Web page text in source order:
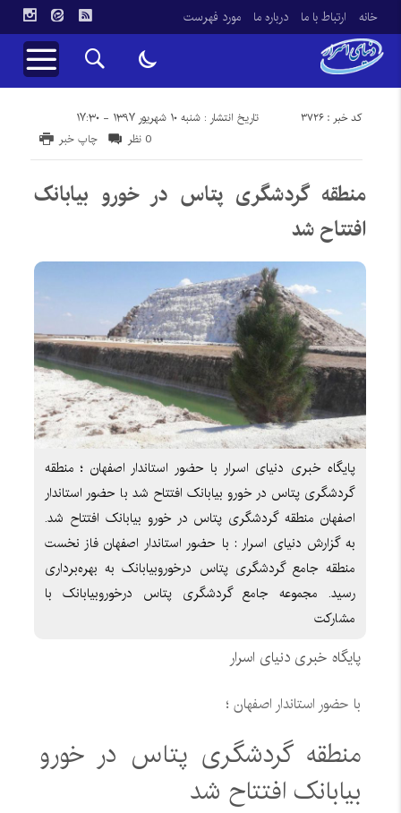
خانه ارتباط با ما درباره ما مورد فهرست
تاریخ انتشار : شنبه ۱۰ شهریور ۱۳۹۷ - ۱۷:۳۰ کد خبر : 3726
چاپ خبر 0 نظر
منطقه گردشگری پتاس در خورو بیابانک
افتتاح شد
پایگاه خبری دنیای اسرار با حضور استاندار اصفهان ؛ منطقه
گردشگری پتاس در خورو بیابانک افتتاح شد با حضور استاندار
اصفهان منطقه گردشگری پتاس در خورو بیابانک افتتاح شد.
به گزارش دنیای اسرار : با حضور استاندار اصفهان فاز نخست
منطقه جامع گردشگری پتاس درخوروبیابانک به بهره‌برداری
رسید. مجموعه جامع گردشگری پتاس درخوروبیابانک با
مشارکت
پایگاه خبری دنیای اسرار
با حضور استاندار اصفهان ؛
منطقه گردشگری پتاس در خورو
بیابانک افتتاح شد